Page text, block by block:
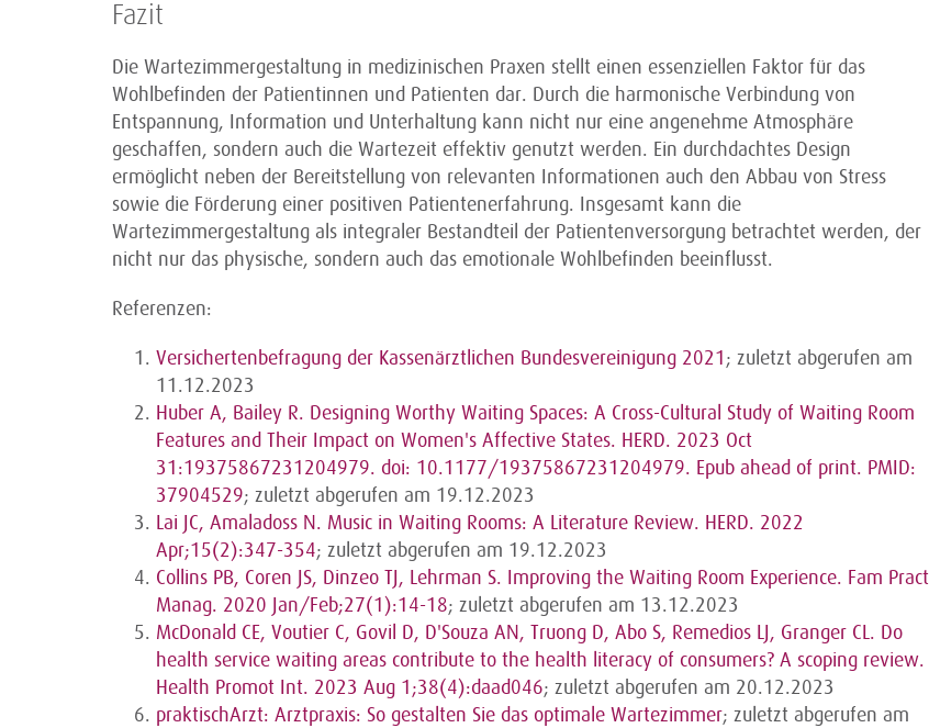
Fazit
Die Wartezimmergestaltung in medizinischen Praxen stellt einen essenziellen Faktor für das
Wohlbefinden der Patientinnen und Patienten dar. Durch die harmonische Verbindung von
Entspannung, Information und Unterhaltung kann nicht nur eine angenehme Atmosphäre
geschaffen, sondern auch die Wartezeit effektiv genutzt werden. Ein durchdachtes Design
ermöglicht neben der Bereitstellung von relevanten Informationen auch den Abbau von Stress
sowie die Förderung einer positiven Patientenerfahrung. Insgesamt kann die
Wartezimmergestaltung als integraler Bestandteil der Patientenversorgung betrachtet werden, der
nicht nur das physische, sondern auch das emotionale Wohlbefinden beeinflusst.
Referenzen:
Versichertenbefragung der Kassenärztlichen Bundesvereinigung 2021 ; zuletzt abgerufen am
11.12.2023
Huber A, Bailey R. Designing Worthy Waiting Spaces: A Cross-Cultural Study of Waiting Room
Features and Their Impact on Women's Affective States. HERD. 2023 Oct
31:19375867231204979. doi: 10.1177/19375867231204979. Epub ahead of print. PMID:
37904529; zuletzt abgerufen am 19.12.2023
Lai JC, Amaladoss N. Music in Waiting Rooms: A Literature Review. HERD. 2022
Apr;15(2):347-354; zuletzt abgerufen am 19.12.2023
Collins PB, Coren JS, Dinzeo TJ, Lehrman S. Improving the Waiting Room Experience. Fam Pract
Manag. 2020 Jan/Feb;27(1):14-18; zuletzt abgerufen am 13.12.2023
McDonald CE, Voutier C, Govil D, D'Souza AN, Truong D, Abo S, Remedios LJ, Granger CL. Do
health service waiting areas contribute to the health literacy of consumers? A scoping review.
Health Promot Int. 2023 Aug 1;38(4):daad046; zuletzt abgerufen am 20.12.2023
praktischArzt: Arztpraxis: So gestalten Sie das optimale Wartezimmer; zuletzt abgerufen am